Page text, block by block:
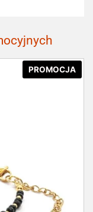
PROMOCJA